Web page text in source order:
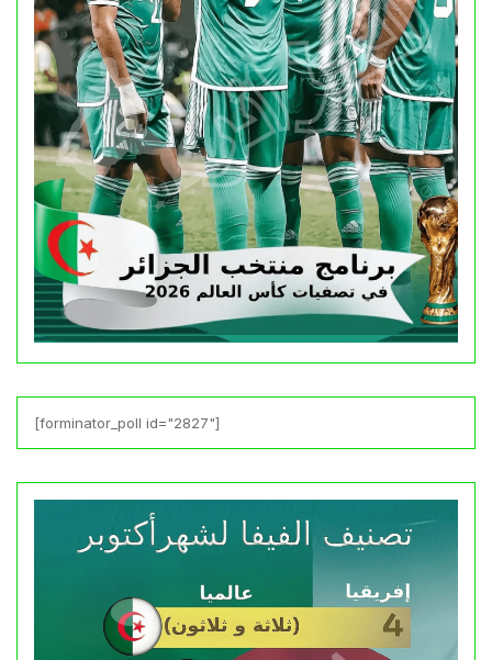
[forminator_poll id="2827"]